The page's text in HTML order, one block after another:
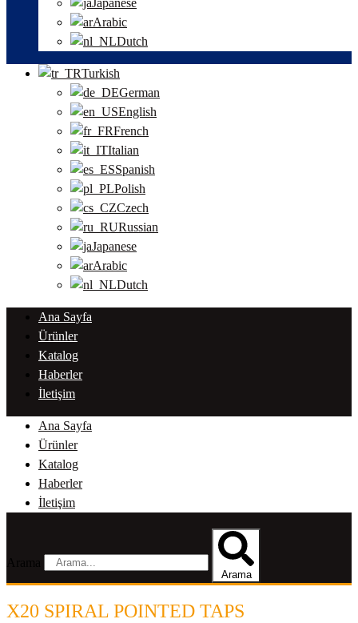
Arabic
Dutch
Turkish
German
English
French
Italian
Spanish
Polish
Czech
Russian
Japanese
Arabic
Dutch
Ana Sayfa
Ürünler
Katalog
Haberler
İletişim
Ana Sayfa
Ürünler
Katalog
Haberler
İletişim
Arama
X20 SPIRAL POINTED TAPS